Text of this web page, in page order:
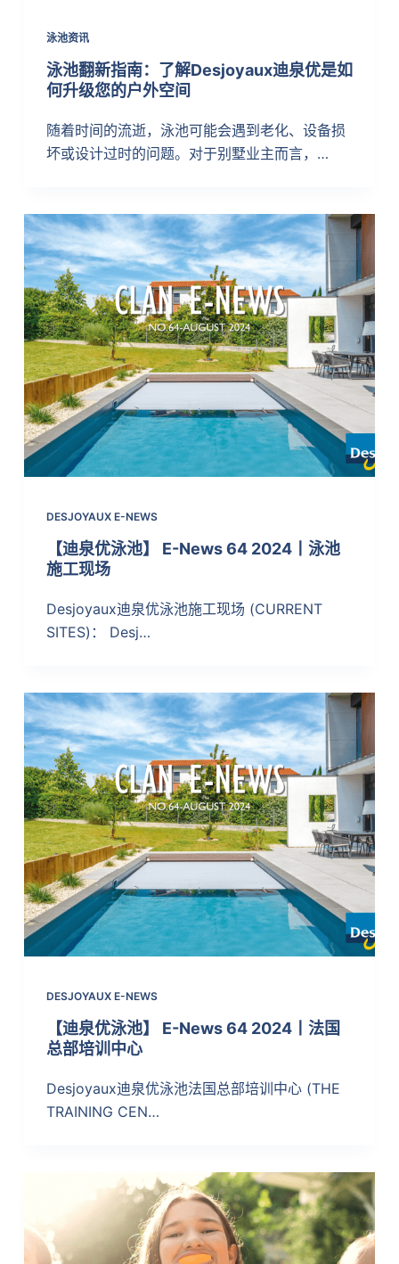
泳池资讯
泳池翻新指南：了解Desjoyaux迪泉优是如
何升级您的户外空间
随着时间的流逝，泳池可能会遇到老化、设备损
坏或设计过时的问题。对于别墅业主而言，…
DESJOYAUX E-NEWS
【迪泉优泳池】 E-News 64 2024丨泳池
施工现场
Desjoyaux迪泉优泳池施工现场 (CURRENT
SITES)： Desj…
DESJOYAUX E-NEWS
【迪泉优泳池】 E-News 64 2024丨法国
总部培训中心
Desjoyaux迪泉优泳池法国总部培训中心 (THE
TRAINING CEN…